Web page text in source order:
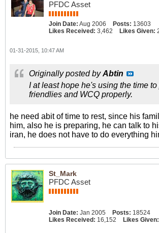
PFDC Asset
Join Date: Aug 2006 Posts: 13603
Likes Received: 3,462 Likes Given:
01-31-2015, 10:47 AM
Originally posted byAbtin
I at least hope he's using the time
friendlies and WCQ properly.
he need abit of time to rest, since his
him, also he is preparing, he can talk to
iran, he does not have to do everything
St_Mark
PFDC Asset
Join Date: Jan 2005 Posts: 18524
Likes Received: 16,152 Likes Given: